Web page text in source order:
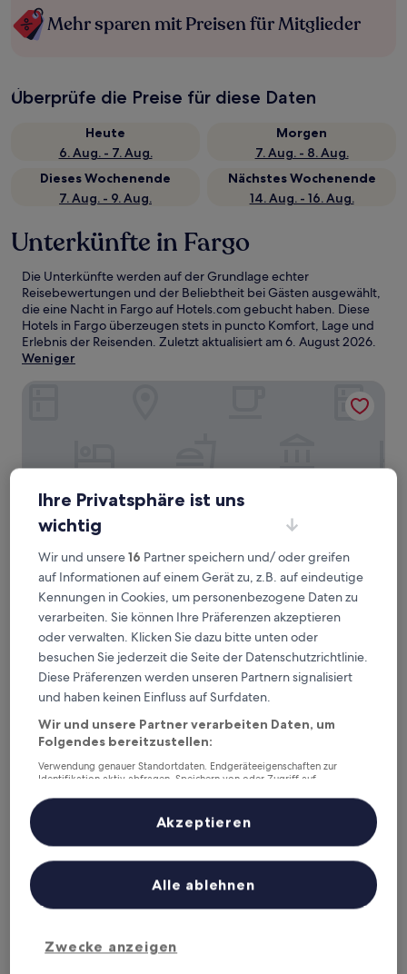
Mehr sparen mit Preisen für Mitglieder
Überprüfe die Preise für diese Daten
Heute
6. Aug. - 7. Aug.
Morgen
7. Aug. - 8. Aug.
Dieses Wochenende
7. Aug. - 9. Aug.
Nächstes Wochenende
14. Aug. - 16. Aug.
Unterkünfte in Fargo
Die Unterkünfte werden auf der Grundlage echter
Reisebewertungen und der Beliebtheit bei Gästen ausgewählt,
die eine Nacht in Fargo auf Hotels.com gebucht haben. Diese
Hotels in Fargo überzeugen stets in puncto Komfort, Lage und
Erlebnis der Reisenden. Zuletzt aktualisiert am6. August 2026.
Weniger
La Quinta Inn & Suites by Wyndham
Woodward
La Quinta Inn & Suites by Wyndham Woodward
3.0-
Sterne-
Unterkunft
Woodward
7.8
10,
Gut,
(434
Bewertungen)
7,8/10 Gut (434 Bewertungen)
Holiday Inn Express & Suites Woodward by IHG
Ihre Privatsphäre ist uns
wichtig
Wir und unsere16 Partner speichern und/ oder greifen
auf Informationen auf einem Gerät zu, z.B. auf eindeutige
Kennungen in Cookies, um personenbezogene Daten zu
verarbeiten. Sie können Ihre Präferenzen akzeptieren
oder verwalten. Klicken Sie dazu bitte unten oder
besuchen Sie jederzeit die Seite der Datenschutzrichtlinie.
Diese Präferenzen werden unseren Partnern signalisiert
und haben keinen Einfluss auf Surfdaten.
Wir und unsere Partner verarbeiten Daten, um
Folgendes bereitzustellen:
Verwendung genauer Standortdaten. Endgeräteeigenschaften zur
Identifikation aktiv abfragen. Speichern von oder Zugriff auf
Inhalte, Messung von Werbeleistung und der Performance von Inhalten,
Zielgruppenforschung sowie Entwicklung und Verbesserung von
Liste der Partner (Lieferanten)
Zwecke anzeigen
Alle ablehnen
Akzeptieren